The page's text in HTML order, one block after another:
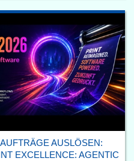
AUSLÖSEN:
EXCELLENCE: AGENTIC